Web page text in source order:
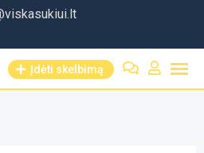
Įdėti skelbimą